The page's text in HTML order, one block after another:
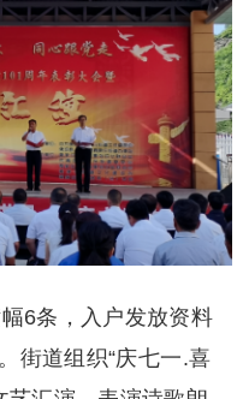
6条，入户发放资料
街道组织“庆七一.喜